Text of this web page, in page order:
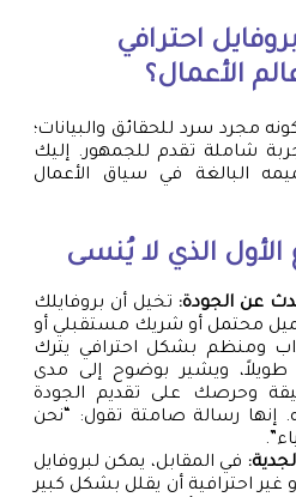
احترافي
الأعمال؟
كونه مجرد سرد للحقائق والبيانات؛
شاملة تقدم للجمهور. إليك
البالغة في سياق الأعمال
عن الجودة: تخيل أن بروفايلك
محتمل أو شريك مستقبلي أو
ومنظم بشكل احترافي يترك
طويلاً، ويشير بوضوح إلى مدى
وحرصك على تقديم الجودة
إنها رسالة صامتة تقول: “نحن
في المقابل، يمكن لبروفايل
احترافية أن يقلل بشكل كبير